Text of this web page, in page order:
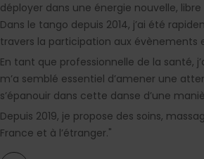
déployer dans une énergie nouvelle, libre
Dans le tango depuis 2014, j’ai été
travers la participation aux évènements
En tant que professionnelle de la santé,
m’a semblé essentiel d’amener une
s’épanouir dans cette danse d’une
Depuis 2019, je propose des soins,
France et à l’étranger."